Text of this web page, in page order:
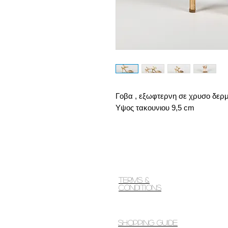
Γοβα , εξωφτερνη σε χρυσο
Υψος τακουνιου 9,5 cm
Terms &
Conditions
Shopping guide